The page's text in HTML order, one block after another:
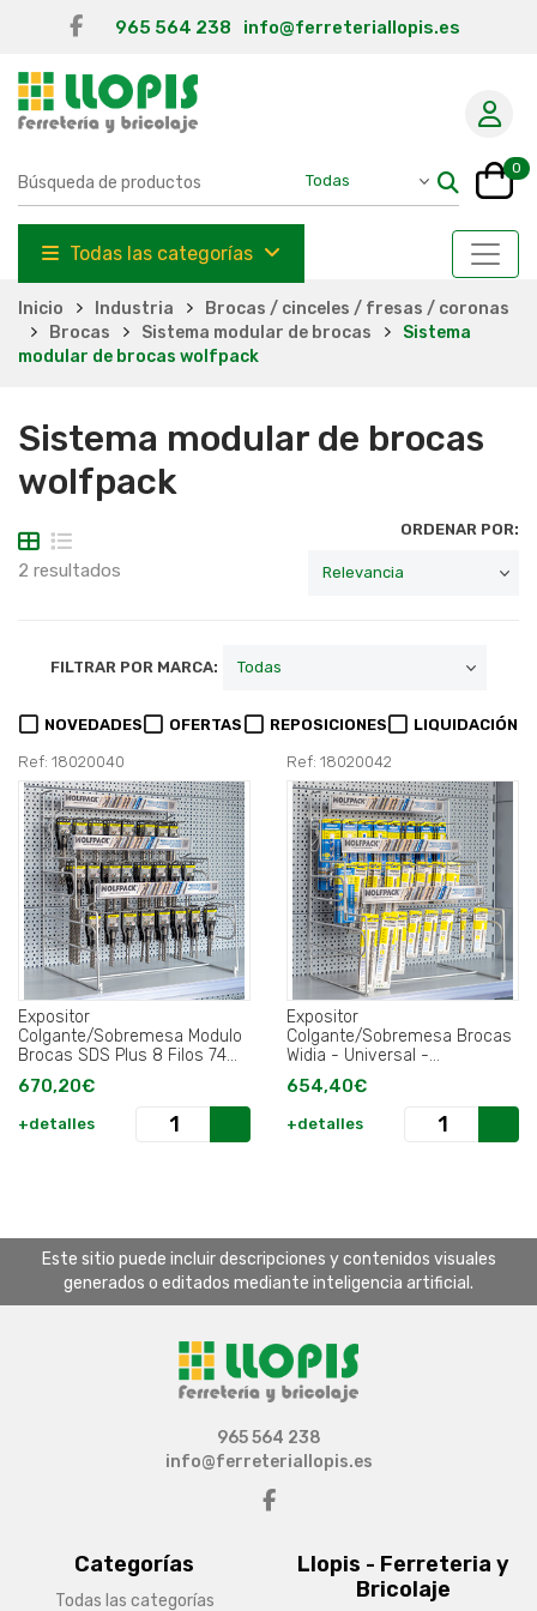
965 564 238 info@ferreteriallopis.es
0
Todas las categorías
Inicio Industria
Brocas / cinceles / fresas / coronas
Brocas
Sistema modular de brocas
Sistema
modular de brocas wolfpack
Sistema modular de brocas
wolfpack
2 resultados
ORDENAR POR:
FILTRAR POR MARCA:
NOVEDADES OFERTAS REPOSICIONES LIQUIDACIÓN
Ref: 18020040
Expositor
Colgante/Sobremesa Modulo
Brocas SDS Plus 8 Filos 74
Piezas Lleno.
670,20€
+detalles
Ref: 18020042
Expositor
Colgante/Sobremesa Brocas
Widia - Universal -
Porcelanico 136 Piezas Lleno.
654,40€
+detalles
Este sitio puede incluir descripciones y contenidos visuales
generados o editados mediante inteligencia artificial.
Categorías
Todas las categorías
Llopis - Ferreteria y
Bricolaje
965 564 238
info@ferreteriallopis.es